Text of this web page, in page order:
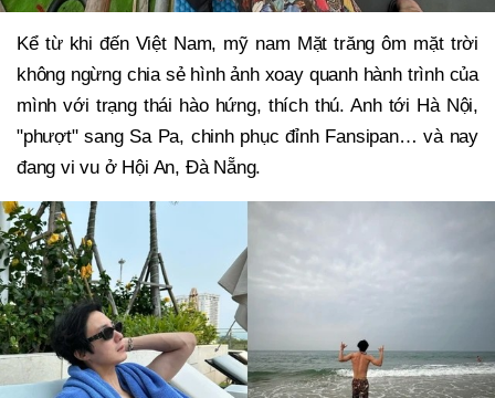
Kể từ khi đến Việt Nam, mỹ nam Mặt trăng ôm mặt trời
không ngừng chia sẻ hình ảnh xoay quanh hành trình của
mình với trạng thái hào hứng, thích thú. Anh tới Hà Nội,
"phượt" sang Sa Pa, chinh phục đỉnh Fansipan… và nay
đang vi vu ở Hội An, Đà Nẵng.